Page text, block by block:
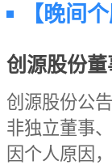
【晚间
创源股份
创源股份公
非独立董事
因个人原因